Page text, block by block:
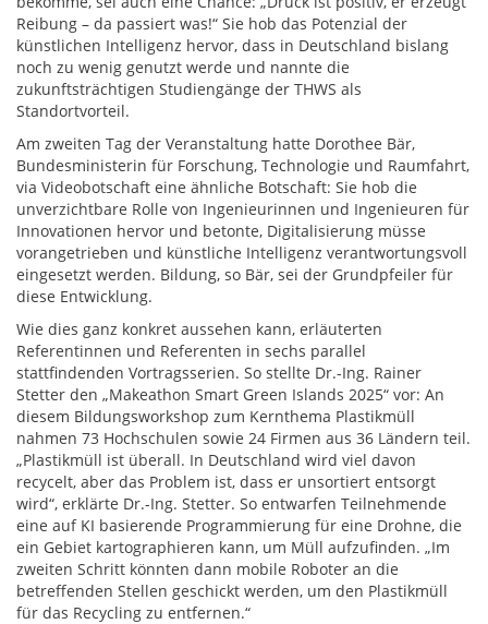
Reibung – da passiert was!“ Sie hob das Potenzial der
künstlichen Intelligenz hervor, dass in Deutschland bislang
noch zu wenig genutzt werde und nannte die
zukunftsträchtigen Studiengänge der THWS als
Standortvorteil.
Am zweiten Tag der Veranstaltung hatte Dorothee Bär,
Bundesministerin für Forschung, Technologie und Raumfahrt,
via Videobotschaft eine ähnliche Botschaft: Sie hob die
unverzichtbare Rolle von Ingenieurinnen und Ingenieuren für
Innovationen hervor und betonte, Digitalisierung müsse
vorangetrieben und künstliche Intelligenz verantwortungsvoll
eingesetzt werden. Bildung, so Bär, sei der Grundpfeiler für
diese Entwicklung.
Wie dies ganz konkret aussehen kann, erläuterten
Referentinnen und Referenten in sechs parallel
stattfindenden Vortragsserien. So stellte Dr.-Ing. Rainer
Stetter den „Makeathon Smart Green Islands 2025“ vor: An
diesem Bildungsworkshop zum Kernthema Plastikmüll
nahmen 73 Hochschulen sowie 24 Firmen aus 36 Ländern teil.
„Plastikmüll ist überall. In Deutschland wird viel davon
recycelt, aber das Problem ist, dass er unsortiert entsorgt
wird“, erklärte Dr.-Ing. Stetter. So entwarfen Teilnehmende
eine auf KI basierende Programmierung für eine Drohne, die
ein Gebiet kartographieren kann, um Müll aufzufinden. „Im
zweiten Schritt könnten dann mobile Roboter an die
betreffenden Stellen geschickt werden, um den Plastikmüll
für das Recycling zu entfernen.“